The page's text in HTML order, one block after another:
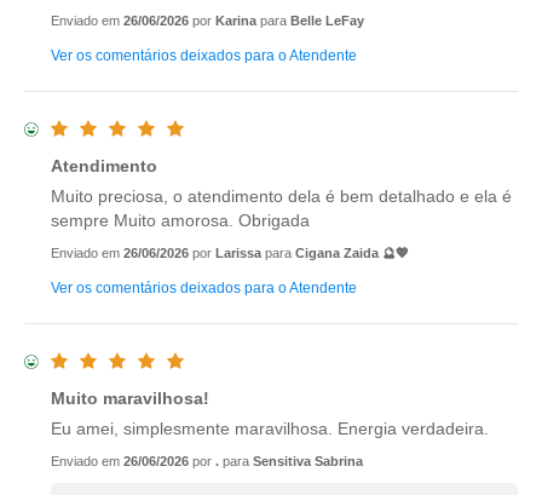
Enviado em 26/06/2026 por Karina para Belle LeFay
Ver os comentários deixados para o Atendente
Atendimento
Muito preciosa, o atendimento dela é bem detalhado e ela é
sempre Muito amorosa. Obrigada
Enviado em 26/06/2026 por Larissa para Cigana Zaida 🔮💖
Ver os comentários deixados para o Atendente
Muito maravilhosa!
Eu amei, simplesmente maravilhosa. Energia verdadeira.
Enviado em 26/06/2026 por . para Sensitiva Sabrina